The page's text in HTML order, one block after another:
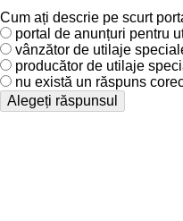
Cum ați descrie pe scurt
portal de anunțuri pentru
vânzător de utilaje
producător de utilaje
nu există un răspuns
Alegeți răspunsul